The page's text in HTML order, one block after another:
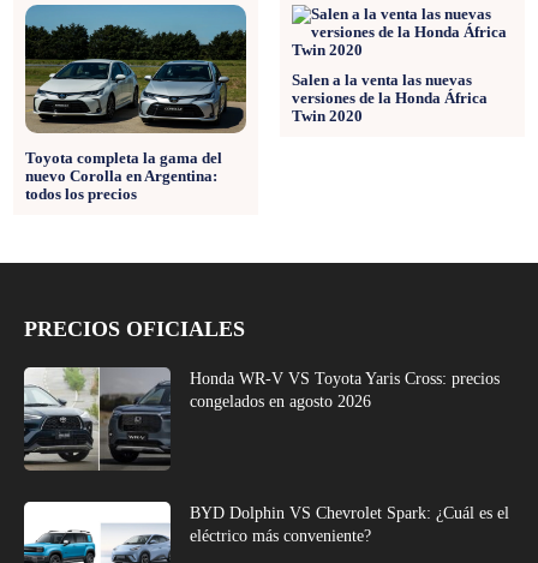
Toyota completa la gama del
nuevo Corolla en Argentina:
todos los precios
Salen a la venta las nuevas
versiones de la Honda África
Twin 2020
PRECIOS OFICIALES
Honda WR-V VS Toyota Yaris Cross: precios
congelados en agosto 2026
BYD Dolphin VS Chevrolet Spark: ¿Cuál es el
eléctrico más conveniente?